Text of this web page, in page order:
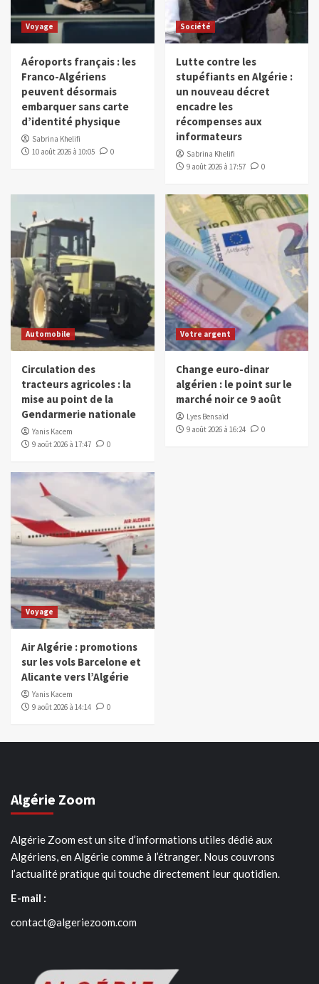
Voyage
Aéroports français : les
Franco-Algériens
peuvent désormais
embarquer sans carte
d’identité physique
Sabrina Khelifi
10 août 2026 à 10:05
0
Société
Lutte contre les
stupéfiants en Algérie :
un nouveau décret
encadre les
récompenses aux
informateurs
Sabrina Khelifi
9 août 2026 à 17:57
0
Automobile
Circulation des
tracteurs agricoles : la
mise au point de la
Gendarmerie nationale
Yanis Kacem
9 août 2026 à 17:47
0
Votre argent
Change euro-dinar
algérien : le point sur le
marché noir ce 9 août
Lyes Bensaïd
9 août 2026 à 16:24
0
Voyage
Air Algérie : promotions
sur les vols Barcelone et
Alicante vers l’Algérie
Yanis Kacem
9 août 2026 à 14:14
0
Algérie Zoom
Algérie Zoom est un site d’informations utiles dédié aux
Algériens, en Algérie comme à l’étranger. Nous couvrons
l’actualité pratique qui touche directement leur quotidien.
E-mail :
contact@algeriezoom.com